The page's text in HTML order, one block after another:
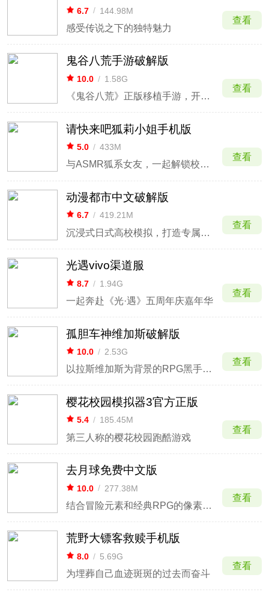
6.7 / 144.98M
感受传说之下的独特魅力
查看
鬼谷八荒手游破解版
10.0 / 1.58G
《鬼谷八荒》正版移植手游，开放沙盒修仙
查看
请快来吧狐莉小姐手机版
5.0 / 433M
与ASMR狐系女友，一起解锁校园秘闻
查看
动漫都市中文破解版
6.7 / 419.21M
沉浸式日式高校模拟，打造专属校园日常
查看
光遇vivo渠道服
8.7 / 1.94G
一起奔赴《光·遇》五周年庆嘉年华
查看
孤胆车神维加斯破解版
10.0 / 2.53G
以拉斯维加斯为背景的RPG黑手党和犯罪在线游戏
查看
樱花校园模拟器3官方正版
5.4 / 185.45M
第三人称的樱花校园跑酷游戏
查看
去月球免费中文版
10.0 / 277.38M
结合冒险元素和经典RPG的像素画微型游戏
查看
荒野大镖客救赎手机版
8.0 / 5.69G
为埋葬自己血迹斑斑的过去而奋斗
查看